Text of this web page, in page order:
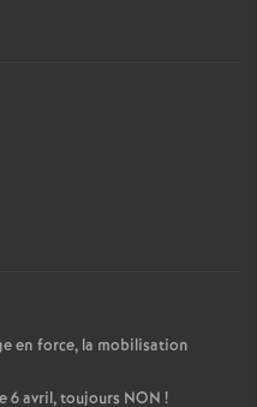
en force, la mobilisation
6 avril, toujours NON !